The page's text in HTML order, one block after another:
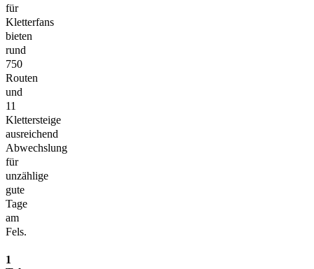
für
Kletterfans
bieten
rund
750
Routen
und
11
Klettersteige
ausreichend
Abwechslung
für
unzählige
gute
Tage
am
Fels.
1